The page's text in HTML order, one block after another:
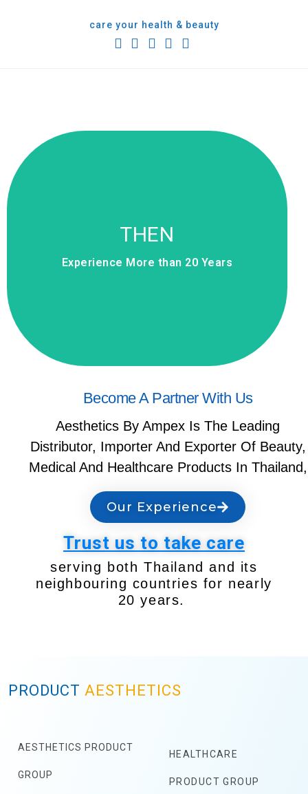
care your health & beauty
THEN
Experience More than 20 Years
NOW
beauty, aesthetics and healthcare.
Become A Partner With Us
Aesthetics By Ampex Is The Leading
Distributor, Importer And Exporter Of Beauty,
Medical And Healthcare Products In Thailand,
Our Experience
Trust us to take care
serving both Thailand and its
neighbouring countries for nearly
20 years.
PRODUCT AESTHETICS
AESTHETICS PRODUCT
GROUP
HEALTHCARE
PRODUCT GROUP